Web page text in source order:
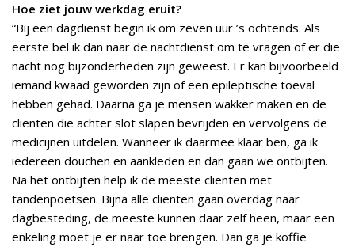
Hoe ziet jouw werkdag eruit?
“Bij een dagdienst begin ik om zeven uur ’s ochtends. Als
eerste bel ik dan naar de nachtdienst om te vragen of er die
nacht nog bijzonderheden zijn geweest. Er kan bijvoorbeeld
iemand kwaad geworden zijn of een epileptische toeval
hebben gehad. Daarna ga je mensen wakker maken en de
cliënten die achter slot slapen bevrijden en vervolgens de
medicijnen uitdelen. Wanneer ik daarmee klaar ben, ga ik
iedereen douchen en aankleden en dan gaan we ontbijten.
Na het ontbijten help ik de meeste cliënten met
tandenpoetsen. Bijna alle cliënten gaan overdag naar
dagbesteding, de meeste kunnen daar zelf heen, maar een
enkeling moet je er naar toe brengen. Dan ga je koffie